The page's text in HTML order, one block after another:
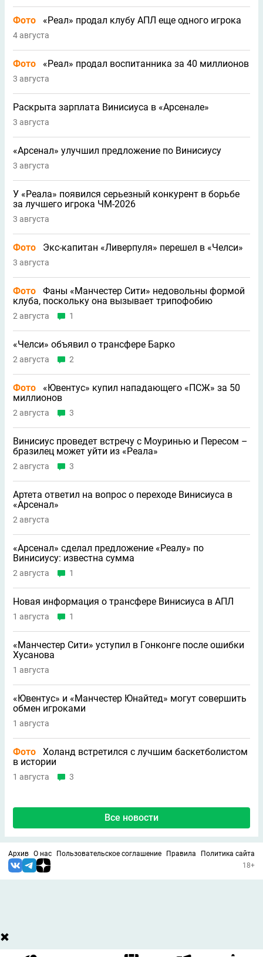
Фото «Реал» продал клубу АПЛ еще одного игрока
4 августа
Фото «Реал» продал воспитанника за 40 миллионов
3 августа
Раскрыта зарплата Винисиуса в «Арсенале»
3 августа
«Арсенал» улучшил предложение по Винисиусу
3 августа
У «Реала» появился серьезный конкурент в борьбе
за лучшего игрока ЧМ-2026
3 августа
Фото Экс-капитан «Ливерпуля» перешел в «Челси»
3 августа
Фото
Фаны «Манчестер Сити» недовольны формой
клуба, поскольку она вызывает трипофобию
2 августа 1
«Челси» объявил о трансфере Барко
2 августа 2
Фото
«Ювентус» купил нападающего «ПСЖ» за 50
миллионов
2 августа 3
Винисиус проведет встречу с Моуринью и Пересом –
бразилец может уйти из «Реала»
2 августа 3
Артета ответил на вопрос о переходе Винисиуса в
«Арсенал»
2 августа
«Арсенал» сделал предложение «Реалу» по
Винисиусу: известна сумма
2 августа 1
Новая информация о трансфере Винисиуса в АПЛ
1 августа 1
«Манчестер Сити» уступил в Гонконге после ошибки
Хусанова
1 августа
«Ювентус» и «Манчестер Юнайтед» могут совершить
обмен игроками
1 августа
Фото
Холанд встретился с лучшим баскетболистом
в истории
1 августа 3
Все новости
Архив О нас Пользовательское соглашение Правила
Политика сайта
18+